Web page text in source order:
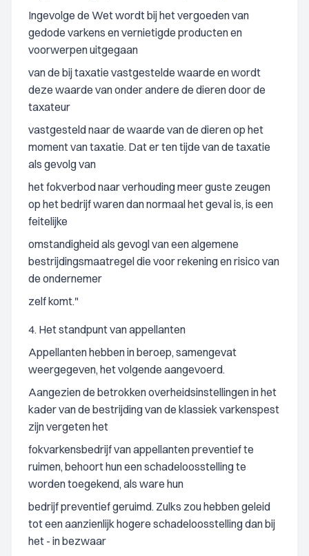
Ingevolge de Wet wordt bij het vergoeden van
gedode varkens en vernietigde producten en
voorwerpen uitgegaan
van de bij taxatie vastgestelde waarde en wordt
deze waarde van onder andere de dieren door de
taxateur
vastgesteld naar de waarde van de dieren op het
moment van taxatie. Dat er ten tijde van de taxatie
als gevolg van
het fokverbod naar verhouding meer guste zeugen
op het bedrijf waren dan normaal het geval is, is een
feitelijke
omstandigheid als gevogl van een algemene
bestrijdingsmaatregel die voor rekening en risico van
de ondernemer
zelf komt."
4. Het standpunt van appellanten
Appellanten hebben in beroep, samengevat
weergegeven, het volgende aangevoerd.
Aangezien de betrokken overheidsinstellingen in het
kader van de bestrijding van de klassiek varkenspest
zijn vergeten het
fokvarkensbedrijf van appellanten preventief te
ruimen, behoort hun een schadeloosstelling te
worden toegekend, als ware hun
bedrijf preventief geruimd. Zulks zou hebben geleid
tot een aanzienlijk hogere schadeloosstelling dan bij
het - in bezwaar